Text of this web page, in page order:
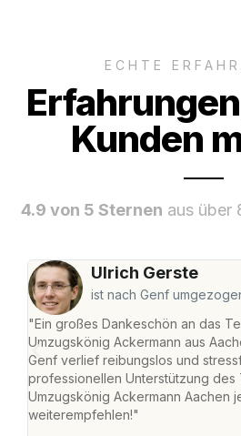
ECHTE
Kunden
4.9 von 5 Sternen aus über
Ulrich Gerste
ist nach Genf
"Ein großes Dankeschön an das
Umzugskönig Ackermann aus
Genf verlief reibungslos und
professionellen Unterstützung des
Umzugskönig Ackermann Aachen
weiterempfehlen!"